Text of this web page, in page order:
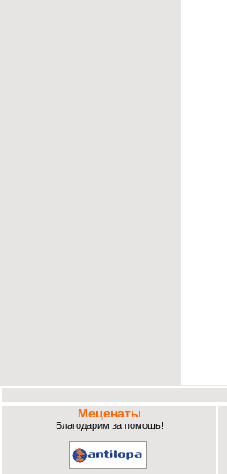
Меценаты
Благодарим за помощь!